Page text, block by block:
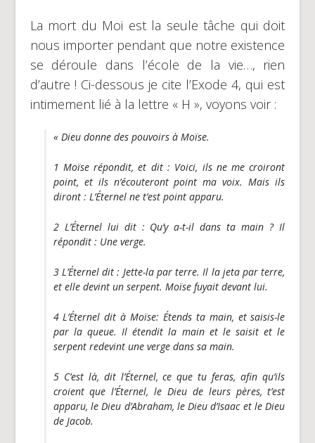
La mort du Moi est la seule tâche qui doit
nous importer pendant que notre existence
se déroule dans l’école de la vie…, rien
d’autre ! Ci-dessous je cite l’Exode 4, qui est
intimement lié à la lettre « H », voyons voir :
« Dieu donne des pouvoirs à Moïse.
1 Moïse répondit, et dit : Voici, ils ne me croiront
point, et ils n’écouteront point ma voix. Mais ils
diront : L’Éternel ne t’est point apparu.
2 L’Éternel lui dit : Qu’y a-t-il dans ta main ? Il
répondit : Une verge.
3 L’Éternel dit : Jette-la par terre. Il la jeta par terre,
et elle devint un serpent. Moïse fuyait devant lui.
4 L’Éternel dit à Moïse: Étends ta main, et saisis-le
par la queue. Il étendit la main et le saisit et le
serpent redevint une verge dans sa main.
5 C’est là, dit l’Éternel, ce que tu feras, afin qu’ils
croient que l’Éternel, le Dieu de leurs pères, t’est
apparu, le Dieu d’Abraham, le Dieu d’Isaac et le Dieu
de Jacob.